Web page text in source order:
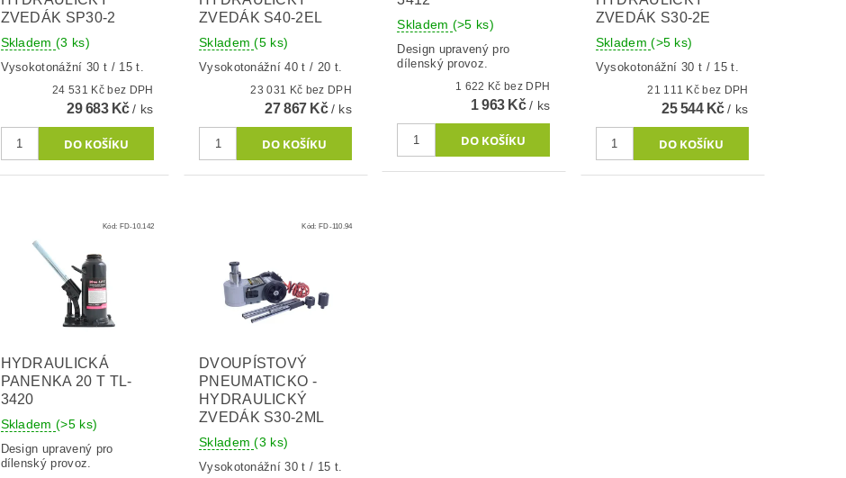
ZVEDÁK SP30-2
Skladem(3 ks)
Vysokotonážní 30 t / 15 t.
24 531 Kč bez DPH
29 683 Kč/ ks
ZVEDÁK S40-2EL
Skladem(5 ks)
Vysokotonážní 40 t / 20 t.
23 031 Kč bez DPH
27 867 Kč/ ks
Skladem (>5 ks)
Design upravený pro
dílenský provoz.
1 622 Kč bez DPH
1 963 Kč/ ks
ZVEDÁK S30-2E
Skladem(>5 ks)
Vysokotonážní 30 t / 15 t.
21 111 Kč bez DPH
25 544 Kč/ ks
Kód: FD-10.142
HYDRAULICKÁ
PANENKA 20 T TL-
3420
Skladem(>5 ks)
Design upravený pro
dílenský provoz.
Kód: FD-110.94
DVOUPÍSTOVÝ
PNEUMATICKO -
HYDRAULICKÝ
ZVEDÁK S30-2ML
Skladem(3 ks)
Vysokotonážní 30 t / 15 t.